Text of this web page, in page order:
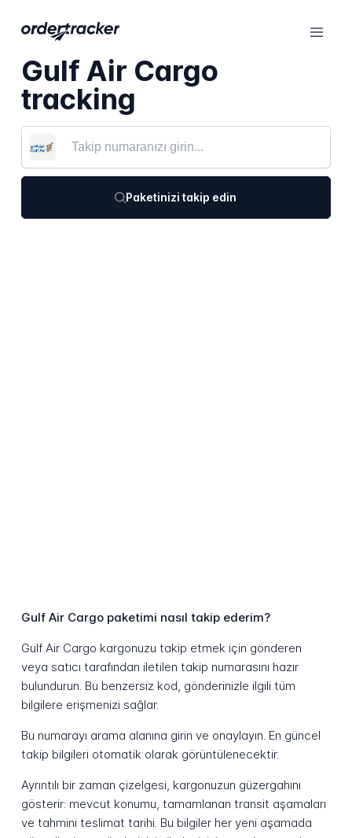
Gulf Air Cargo
tracking
Paketinizi takip edin
Gulf Air Cargo paketimi nasıl takip ederim?
Gulf Air Cargo kargonuzu takip etmek için gönderen
veya satıcı tarafından iletilen takip numarasını hazır
bulundurun. Bu benzersiz kod, gönderinizle ilgili tüm
bilgilere erişmenizi sağlar.
Bu numarayı arama alanına girin ve onaylayın. En güncel
takip bilgileri otomatik olarak görüntülenecektir.
Ayrıntılı bir zaman çizelgesi, kargonuzun güzergahını
gösterir: mevcut konumu, tamamlanan transit aşamaları
ve tahmini teslimat tarihi. Bu bilgiler her yeni aşamada